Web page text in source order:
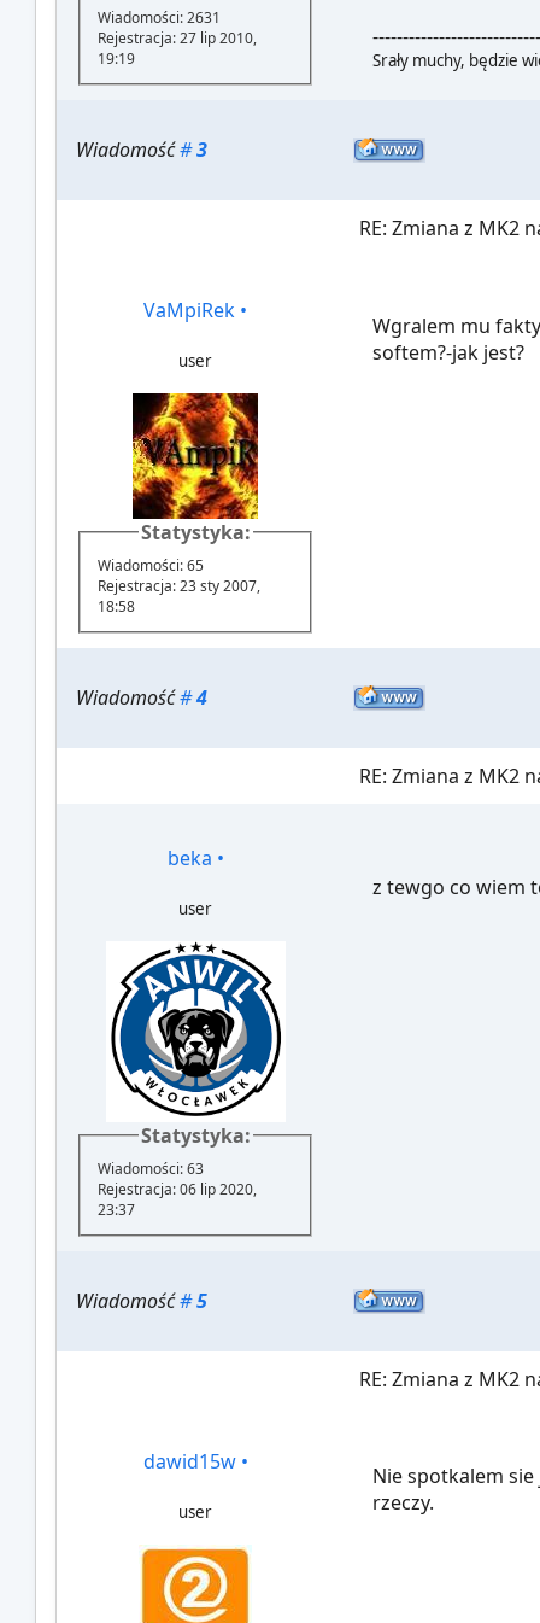
Wiadomości: 2631
Rejestracja: 27 lip 2010,
19:19
Srały muchy, będzie
Wiadomość#3
RE: Zmiana z MK2
VaMpiRek •
user
Statystyka:
Wiadomości: 65
Rejestracja: 23 sty 2007,
18:58
Wgralem mu
softem?-jak jest?
Wiadomość#4
RE: Zmiana z MK2
beka •
user
Statystyka:
Wiadomości: 63
Rejestracja: 06 lip 2020,
23:37
z tewgo co wiem
Wiadomość#5
RE: Zmiana z MK2
dawid15w •
user
Nie spotkalem
rzeczy.